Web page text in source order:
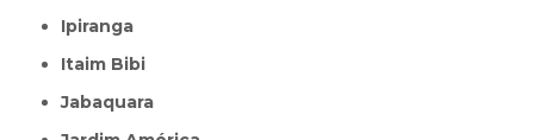
Ipiranga
Itaim Bibi
Jabaquara